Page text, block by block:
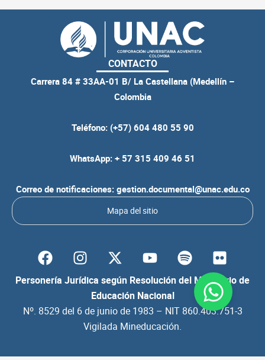
CONTACTO
Carrera 84 # 33AA-01 B/ La Castellana (Medellín –
Colombia
Teléfono: (+57) 604 480 55 90
WhatsApp: + 57 315 409 46 51
Correo de notificaciones: gestion.documental@unac.edu.co
Mapa del sitio
Personería Jurídica según Resolución del Ministerio de
Educación Nacional
Nº. 8529 del 6 de junio de 1983 – NIT 860.403.751-3
Vigilada Mineducación.
F
a
c
b
k
I
n
s
a
g
a
Y
o
u
t
u
b
S
p
o
i
F
l
i
c
k